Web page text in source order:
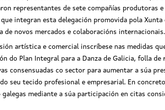
representantes de sete compañías produtoras
que integran esta delegación promovida pola
de novos mercados e colaboracións internacionais.
artística e comercial inscríbese nas medidas
do Plan Integral para a Danza de Galicia, folla
consensuadas co sector para aumentar a súa
seu tecido profesional e empresarial. En
mediante a súa participación en citas